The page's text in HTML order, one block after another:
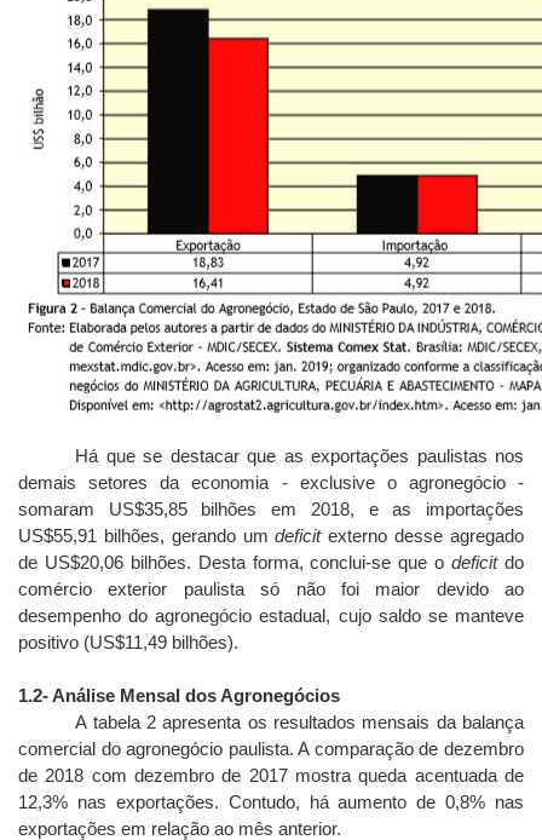
Há que se destacar que as exportações paulistas nos
demais setores da economia - exclusive o agronegócio -
somaram US$35,85 bilhões em 2018, e as importações
US$55,91 bilhões, gerando umdeficitexterno desse agregado
de US$20,06 bilhões. Desta forma, conclui-se que odeficitdo
comércio exterior paulista só não foi maior devido ao
desempenho do agronegócio estadual, cujo saldo se manteve
positivo (US$11,49 bilhões).
1.2- Análise Mensal dos Agronegócios
A tabela 2 apresenta os resultados mensais da balança
comercial do agronegócio paulista. A comparação de dezembro
de 2018 com dezembro de 2017 mostra queda acentuada de
12,3% nas exportações. Contudo, há aumento de 0,8% nas
exportações em relação ao mês anterior.